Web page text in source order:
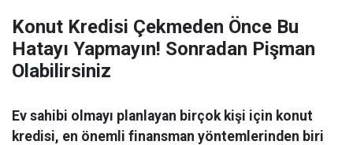
Konut Kredisi Çekmeden Önce Bu
Hatayı Yapmayın! Sonradan Pişman
Olabilirsiniz
Ev sahibi olmayı planlayan birçok kişi için konut
kredisi, en önemli finansman yöntemlerinden biri